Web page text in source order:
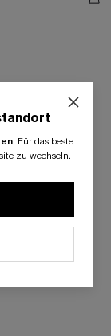
. Für das beste
zu wechseln.